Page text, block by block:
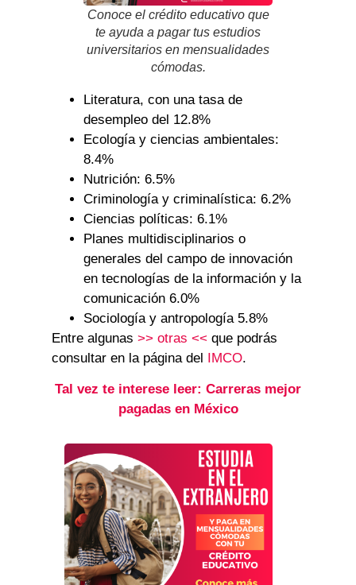
Conoce el crédito educativo que
te ayuda a pagar tus estudios
universitarios en mensualidades
cómodas.
Literatura, con una tasa de
desempleo del 12.8%
Ecología y ciencias ambientales:
8.4%
Nutrición: 6.5%
Criminología y criminalística: 6.2%
Ciencias políticas: 6.1%
Planes multidisciplinarios o
generales del campo de innovación
en tecnologías de la información y la
comunicación 6.0%
Sociología y antropología 5.8%
Entre algunas >> otras << que podrás
consultar en la página del IMCO.
Tal vez te interese leer: Carreras mejor
pagadas en México